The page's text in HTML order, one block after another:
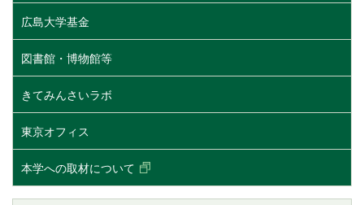
広島大学基金
図書館・博物館等
きてみんさいラボ
東京オフィス
本学への取材について